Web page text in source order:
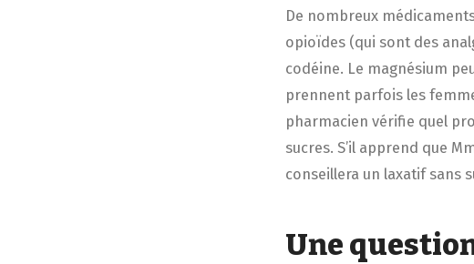
De nombreux
opioïdes (qui sont des
codéine. Le magnésium
prennent parfois les
pharmacien vérifie quel
sucres. S’il apprend que
conseillera un laxatif sans
Une